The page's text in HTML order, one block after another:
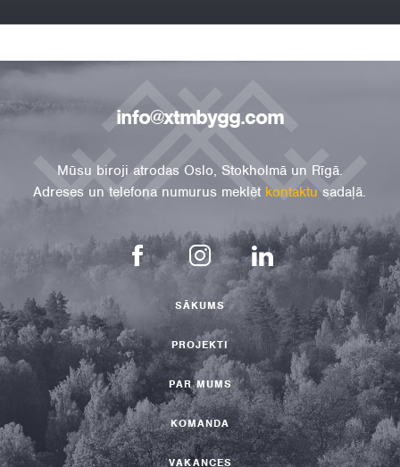
info@xtmbygg.com
Mūsu biroji atrodas Oslo, Stokholmā un Rīgā.
Adreses un telefona numurus meklēt kontaktu sadaļā.
SĀKUMS
PROJEKTI
PAR MUMS
KOMANDA
VAKANCES